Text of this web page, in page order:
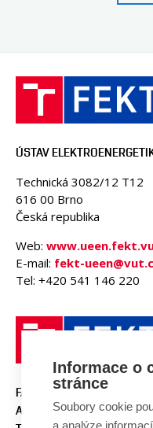
ÚSTAV
Technická 3082/12 T12
616 00 Brno
Česká republika
Web:
E-mail: fekt-
Tel: +420 541 146 220
FAKULTA ELEKTROTECHNIKY
A KOMUNIKAČNÍCH
Informace o
stránce
Soubory cookie
a analýze